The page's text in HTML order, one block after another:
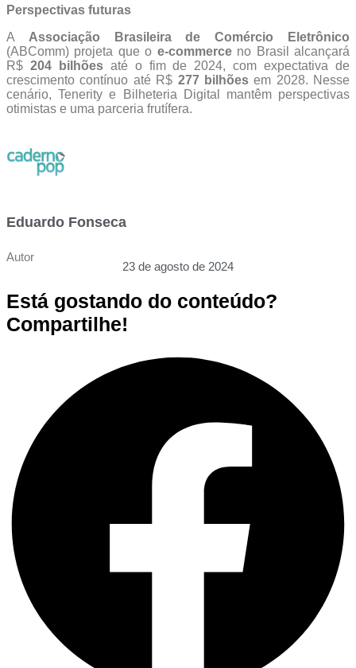
Perspectivas futuras
A Associação Brasileira de Comércio Eletrônico
(ABComm) projeta que o e-commerceno Brasil alcançará
R$ 204 bilhõesaté o fim de 2024, com expectativa de
crescimento contínuo até R$ 277 bilhõesem 2028. Nesse
cenário, Tenerity e Bilheteria Digital mantêm perspectivas
otimistas e uma parceria frutífera.
Eduardo Fonseca
Autor
23 de agosto de 2024
Está gostando do conteúdo?
Compartilhe!